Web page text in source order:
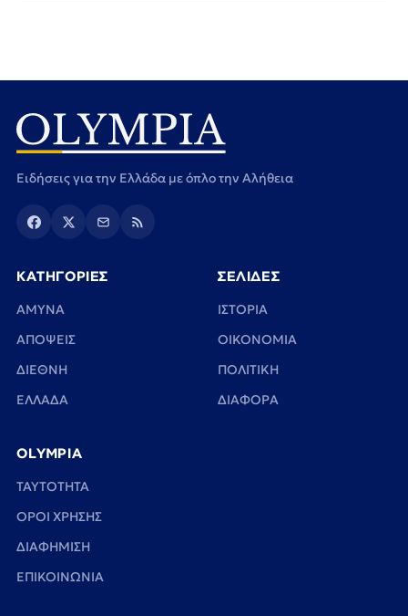
Ειδήσεις για την Ελλάδα με όπλο την Αλήθεια
ΚΑΤΗΓΟΡΙΕΣ
ΑΜΥΝΑ
ΑΠΟΨΕΙΣ
ΔΙΕΘΝΗ
ΕΛΛΑΔΑ
ΣΕΛΙΔΕΣ
ΙΣΤΟΡΙΑ
ΟΙΚΟΝΟΜΙΑ
ΠΟΛΙΤΙΚΗ
ΔΙΑΦΟΡΑ
OLYMPIA
TAYTOTHTA
ΟΡΟΙ ΧΡΗΣΗΣ
ΔΙΑΦΗΜΙΣΗ
ΕΠΙΚΟΙΝΩΝΙΑ